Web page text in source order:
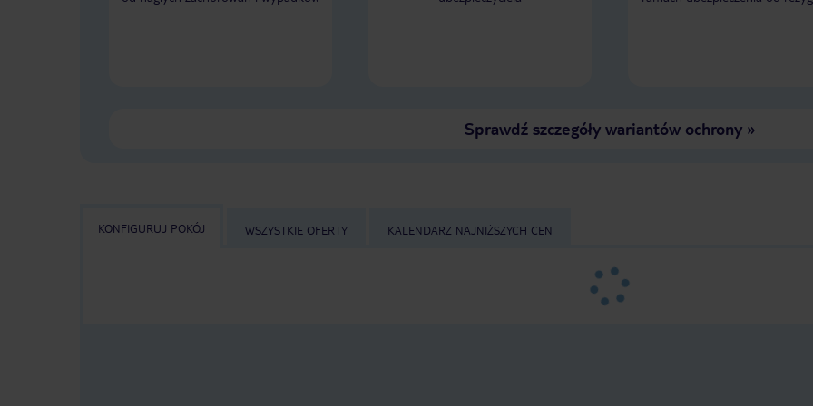
Sprawdź szczegóły wariantów ochrony»
KONFIGURUJ POKÓJ WSZYSTKIE OFERTY KALENDARZ NAJNIŻSZYCH CEN